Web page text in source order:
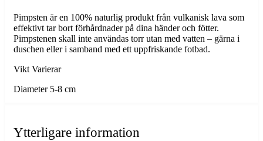
Pimpsten är en 100% naturlig produkt från vulkanisk lava som
effektivt tar bort förhårdnader på dina händer och fötter.
Pimpstenen skall inte användas torr utan med vatten – gärna i
duschen eller i samband med ett uppfriskande fotbad.
Vikt Varierar
Diameter 5-8 cm
Ytterligare information